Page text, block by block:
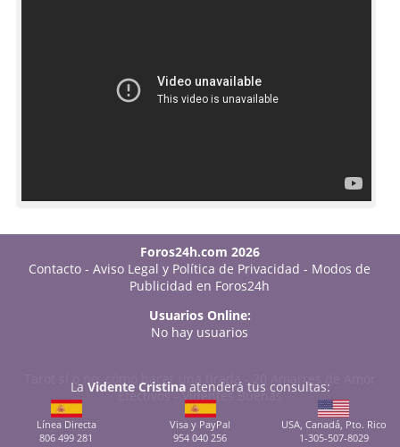
Foros24h.com 2026
Contacto -Aviso Legal y Política de Privacidad - Modos de
Publicidad en Foros24h
Usuarios Online:
No hay usuarios
Tarot sí o no: cómo hacer una tirada-
20 Amarres de Amor
Efectivos-Videntes Buenas
La Vidente Cristinaatenderá tus consultas:
Línea Directa
806 499 281
Visa y PayPal
954 040 256
USA, Canadá, Pto. Rico
1-305-507-8029